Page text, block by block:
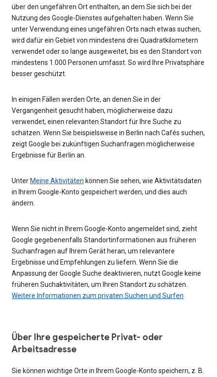
über den ungefähren Ort enthalten, an dem Sie sich bei der
Nutzung des Google-Dienstes aufgehalten haben. Wenn Sie
unter Verwendung eines ungefähren Orts nach etwas suchen,
wird dafür ein Gebiet von mindestens drei Quadratkilometern
verwendet oder so lange ausgeweitet, bis es den Standort von
mindestens 1.000 Personen umfasst. So wird Ihre Privatsphäre
besser geschützt.
In einigen Fällen werden Orte, an denen Sie in der
Vergangenheit gesucht haben, möglicherweise dazu
verwendet, einen relevanten Standort für Ihre Suche zu
schätzen. Wenn Sie beispielsweise in Berlin nach Cafés suchen,
zeigt Google bei zukünftigen Suchanfragen möglicherweise
Ergebnisse für Berlin an.
UnterMeine Aktivitäten können Sie sehen, wie Aktivitätsdaten
in Ihrem Google-Konto gespeichert werden, und dies auch
ändern.
Wenn Sie nicht in Ihrem Google-Konto angemeldet sind, zieht
Google gegebenenfalls Standortinformationen aus früheren
Suchanfragen auf Ihrem Gerät heran, um relevantere
Ergebnisse und Empfehlungen zu liefern. Wenn Sie die
Anpassung der Google Suche deaktivieren, nutzt Google keine
früheren Suchaktivitäten, um Ihren Standort zu schätzen.
Weitere Informationen zum privaten Suchen und Surfen
Über Ihre gespeicherte Privat- oder
Arbeitsadresse
Sie können wichtige Orte in Ihrem Google-Konto speichern, z. B.